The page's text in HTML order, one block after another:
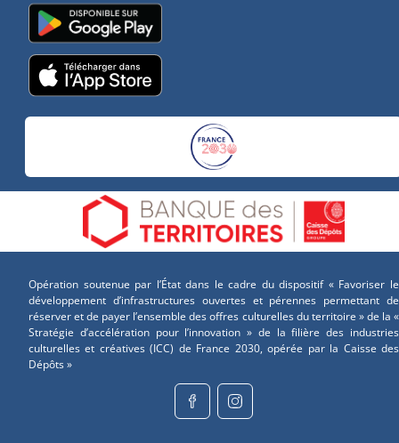
Opération soutenue par l’État dans le cadre du dispositif « Favoriser le
développement d’infrastructures ouvertes et pérennes permettant de
réserver et de payer l’ensemble des offres culturelles du territoire » de la «
Stratégie d’accélération pour l’innovation » de la filière des industries
culturelles et créatives (ICC) de France 2030, opérée par la Caisse des
Dépôts »